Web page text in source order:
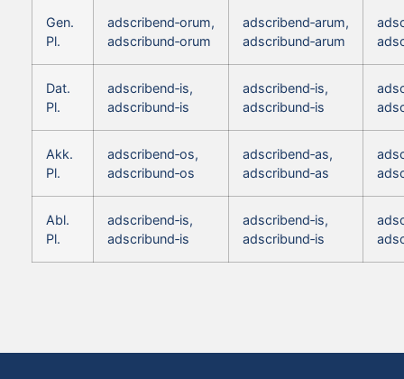
Gen.
Pl.
adscribend‑orum,
adscribund‑orum
adscribend‑arum,
adscribund‑arum
Dat.
Pl.
adscribend‑is,
adscribund‑is
adscribend‑is,
adscribund‑is
Akk.
Pl.
adscribend‑os,
adscribund‑os
adscribend‑as,
adscribund‑as
Abl.
Pl.
adscribend‑is,
adscribund‑is
adscribend‑is,
adscribund‑is